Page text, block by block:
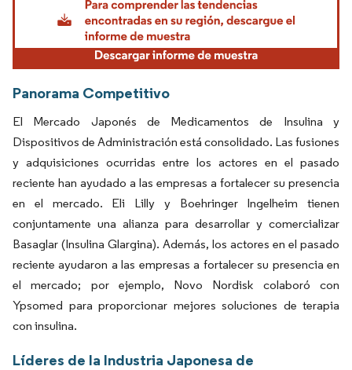
Panorama Competitivo
El Mercado Japonés de Medicamentos de Insulina y
Dispositivos de Administración está consolidado. Las fusiones
y adquisiciones ocurridas entre los actores en el pasado
reciente han ayudado a las empresas a fortalecer su presencia
en el mercado. Eli Lilly y Boehringer Ingelheim tienen
conjuntamente una alianza para desarrollar y comercializar
Basaglar (Insulina Glargina). Además, los actores en el pasado
reciente ayudaron a las empresas a fortalecer su presencia en
el mercado; por ejemplo, Novo Nordisk colaboró con
Ypsomed para proporcionar mejores soluciones de terapia
con insulina.
Líderes de la Industria Japonesa de